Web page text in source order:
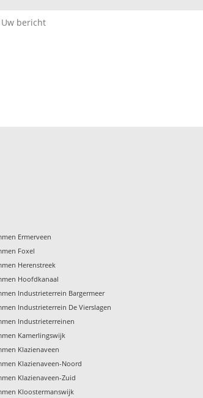
Ermerveen
Foxel
Herenstreek
Hoofdkanaal
Industrieterrein Bargermeer
Industrieterrein De Vierslagen
Industrieterreinen
Kamerlingswijk
Klazienaveen
Klazienaveen-Noord
Klazienaveen-Zuid
Kloostermanswijk